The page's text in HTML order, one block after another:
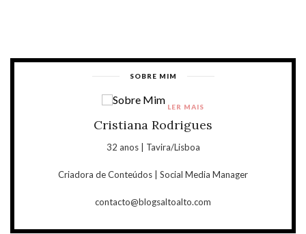
SOBRE MIM
Cristiana Rodrigues
32 anos | Tavira/Lisboa
Criadora de Conteúdos | Social Media Manager
contacto@blogsaltoalto.com
LER MAIS